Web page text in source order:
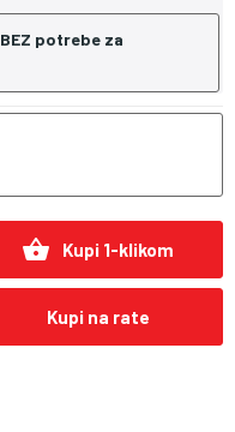
BEZ potrebe za
shopping_basket Kupi 1-klikom
Kupi na rate